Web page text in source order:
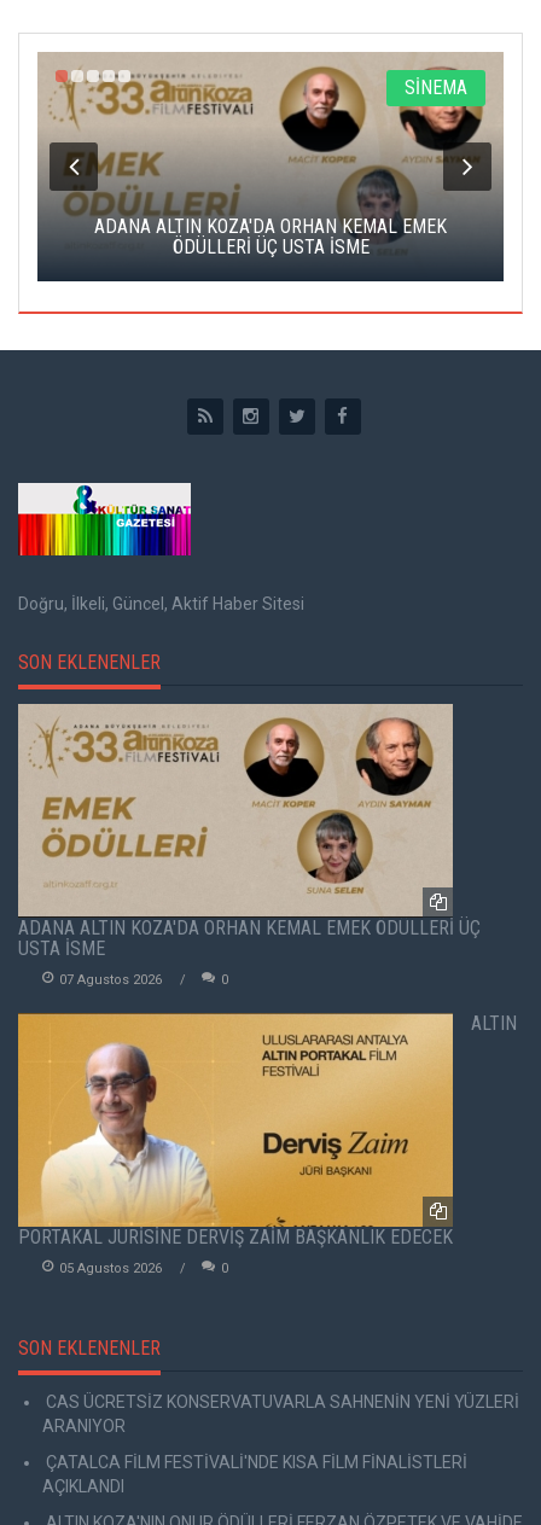
SİNEMA
ADANA ALTIN KOZA'DA ORHAN KEMAL EMEK
ÖDÜLLERİ ÜÇ USTA İSME
Doğru, İlkeli, Güncel, Aktif Haber Sitesi
SON EKLENENLER
ADANA ALTIN KOZA'DA ORHAN KEMAL EMEK ÖDÜLLERİ ÜÇ
USTA İSME
07 Agustos 2026 0
ALTIN
PORTAKAL JÜRİSİNE DERVİŞ ZAİM BAŞKANLIK EDECEK
05 Agustos 2026 0
SON EKLENENLER
CAS ÜCRETSİZ KONSERVATUVARLA SAHNENİN YENİ YÜZLERİ
ARANIYOR
ÇATALCA FİLM FESTİVALİ'NDE KISA FİLM FİNALİSTLERİ
AÇIKLANDI